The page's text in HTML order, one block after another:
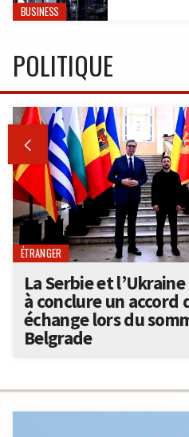
BUSINESS
POLITIQUE

ÉTRANGER
La Serbie et
à conclure un accord
échange lors du
Belgrade